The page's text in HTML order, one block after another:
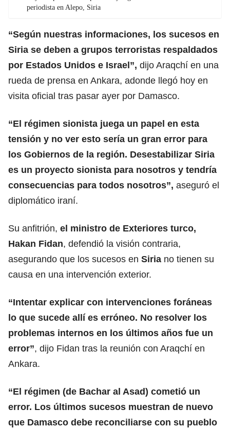
periodista en Alepo, Siria
“Según nuestras informaciones, los sucesos en
Siria se deben a grupos terroristas respaldados
por Estados Unidos e Israel”, dijo Araqchí en una
rueda de prensa en Ankara, adonde llegó hoy en
visita oficial tras pasar ayer por Damasco.
“El régimen sionista juega un papel en esta
tensión y no ver esto sería un gran error para
los Gobiernos de la región. Desestabilizar Siria
es un proyecto sionista para nosotros y tendría
consecuencias para todos nosotros”, aseguró el
diplomático iraní.
Su anfitrión, el ministro de Exteriores turco,
Hakan Fidan, defendió la visión contraria,
asegurando que los sucesos en Siria no tienen su
causa en una intervención exterior.
“Intentar explicar con intervenciones foráneas
lo que sucede allí es erróneo. No resolver los
problemas internos en los últimos años fue un
error”, dijo Fidan tras la reunión con Araqchí en
Ankara.
“El régimen (de Bachar al Asad) cometió un
error. Los últimos sucesos muestran de nuevo
que Damasco debe reconciliarse con su pueblo